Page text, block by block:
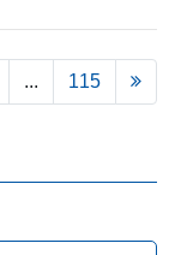
... 115